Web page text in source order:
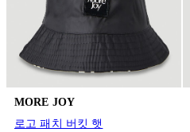
MORE JOY
로고 패치 버킷 햇